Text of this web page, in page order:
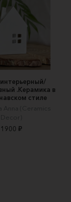
.Керамика в
стиле
Anna (Ceramics
Decor)
1900 ₽